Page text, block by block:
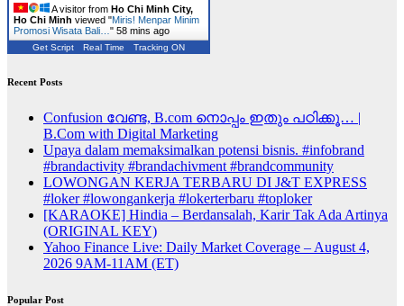
A visitor from Ho Chi Minh City,
Ho Chi Minh viewed "Miris! Menpar Minim
Promosi Wisata Bali… " 58 mins ago
Get Script Real Time Tracking ON
Recent Posts
Confusion വേണ്ട, B.com നൊപ്പം ഇതും പഠിക്കൂ… |
B.Com with Digital Marketing
Upaya dalam memaksimalkan potensi bisnis. #infobrand
#brandactivity #brandachivment #brandcommunity
LOWONGAN KERJA TERBARU DI J&T EXPRESS
#loker #lowongankerja #lokerterbaru #toploker
[KARAOKE] Hindia – Berdansalah, Karir Tak Ada Artinya
(ORIGINAL KEY)
Yahoo Finance Live: Daily Market Coverage – August 4,
2026 9AM-11AM (ET)
Popular Post